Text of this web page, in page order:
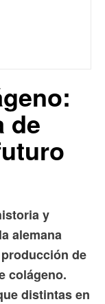
de
y
alemana
de
colágeno.
distintas en